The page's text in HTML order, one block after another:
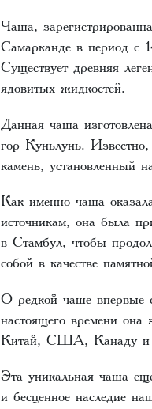
Чаша,
Самарканде в период
Существует древняя
ядовитых жидкостей.
Данная чаша
гор Куньлунь.
камень, установленный
Как именно чаша
источникам, она была
в Стамбул, чтобы
собой в качестве
О редкой чаше впервые
настоящего времени
Китай, США, Канаду и
Эта уникальная чаша
и бесценное наследие